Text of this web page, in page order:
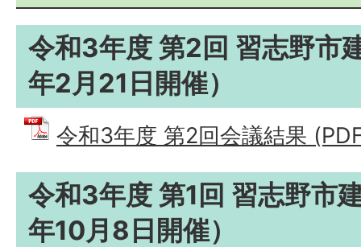
令和3年度 第2回 習志野市
年2月21日開催）
令和3年度 第2回会議結果
令和3年度 第1回 習志野市
年10月8日開催）